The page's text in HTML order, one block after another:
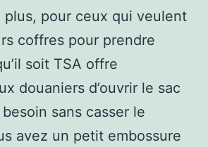
plus, pour ceux qui veulent
coffres pour prendre
soit TSA offre
douaniers d’ouvrir le sac
sans casser le
avez un petit embossure